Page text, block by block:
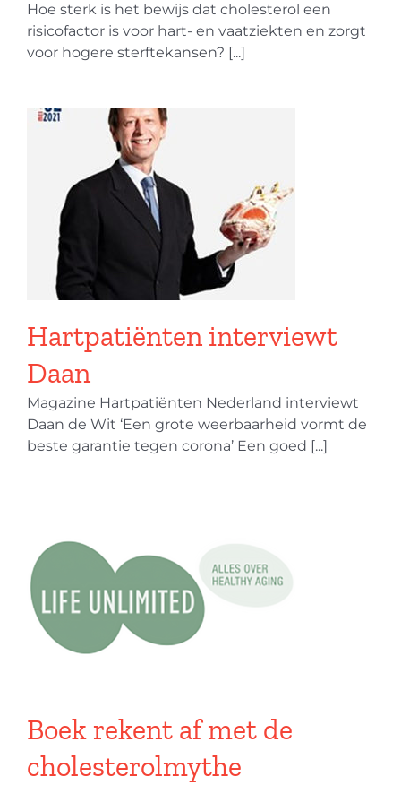
Hoe sterk is het bewijs dat cholesterol een
risicofactor is voor hart- en vaatziekten en zorgt
voor hogere sterftekansen? [...]
Hartpatiënten interviewt
Daan
Magazine Hartpatiënten Nederland interviewt
Daan de Wit ‘Een grote weerbaarheid vormt de
beste garantie tegen corona’ Een goed [...]
Boek rekent af met de
cholesterolmythe